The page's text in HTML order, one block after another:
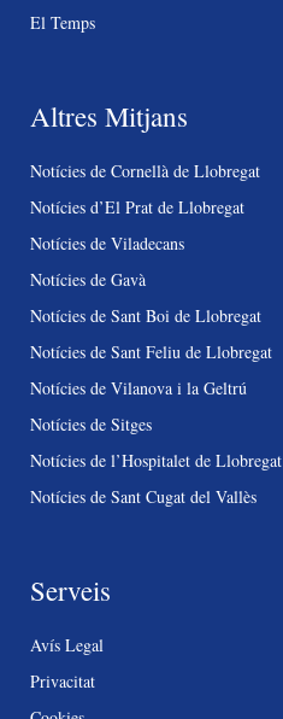
El Temps
Altres Mitjans
Notícies de Cornellà de Llobregat
Notícies d’El Prat de Llobregat
Notícies de Viladecans
Notícies de Gavà
Notícies de Sant Boi de Llobregat
Notícies de Sant Feliu de Llobregat
Notícies de Vilanova i la Geltrú
Notícies de Sitges
Notícies de l’Hospitalet de Llobregat
Notícies de Sant Cugat del Vallès
Serveis
Avís Legal
Privacitat